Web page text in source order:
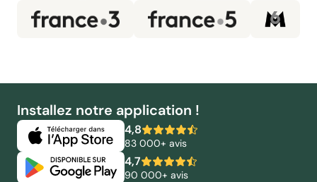
Installez notre application !
4,8
83 000+ avis
4,7
90 000+ avis